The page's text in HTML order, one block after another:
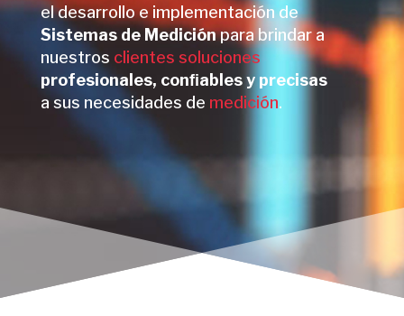
el desarrollo e implementación de
Sistemas de Mediciónpara brindar a
nuestros clientes soluciones
profesionales, conﬁables y precisas
a sus necesidades de medición.​